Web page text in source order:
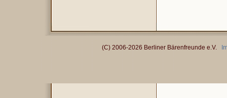
(C) 2006-2026 Berliner Bärenfreunde e.V.